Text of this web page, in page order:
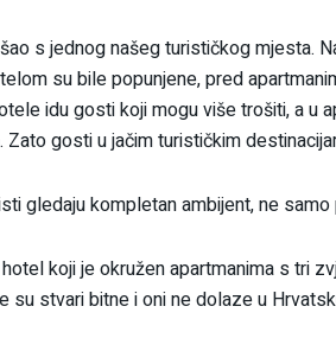
s jednog našeg turističkog mjesta.
su bile popunjene, pred
idu gosti koji mogu više trošiti, a u
Zato gosti u jačim turističkim
gledaju kompletan ambijent, ne
koji je okružen apartmanima s tri
su stvari bitne i oni ne dolaze u